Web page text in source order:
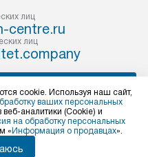
лиц
centre.ru
лиц
cookie. Используя наш сайт,
ваших персональных
аналитики (Cookie) и
на обработку персональных
« Информация о продавцах».